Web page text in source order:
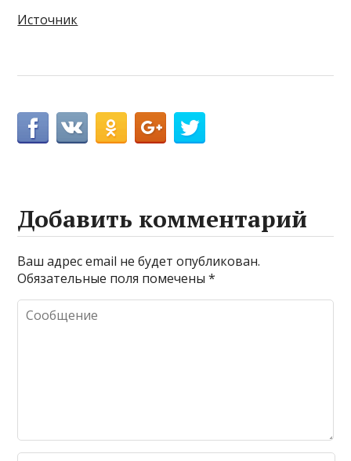
Источник
Добавить комментарий
Ваш адрес email не будет опубликован.
Обязательные поля помечены*